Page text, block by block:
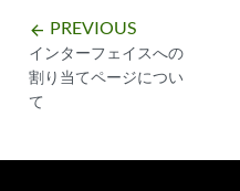
arrow_backward PREVIOUS
インターフェイスへの
割り当てページについ
て